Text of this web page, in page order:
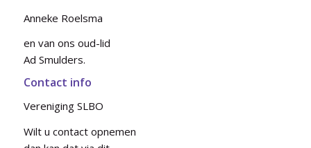
Anneke Roelsma
en van ons oud-lid
Ad Smulders.
Contact info
Vereniging SLBO
Wilt u contact opnemen